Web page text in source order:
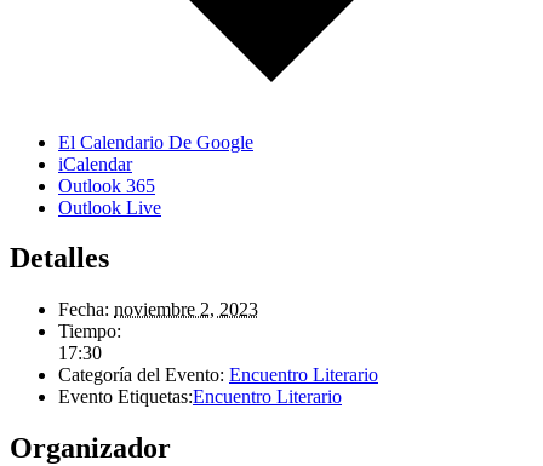
El Calendario De Google
iCalendar
Outlook 365
Outlook Live
Detalles
Fecha: noviembre 2, 2023
Tiempo:
17:30
Categoría del Evento: Encuentro Literario
Evento Etiquetas:Encuentro Literario
Organizador